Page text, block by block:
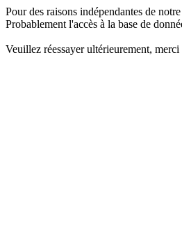
Pour des raisons indépendantes de
Probablement l'accès à la base de
Veuillez réessayer ultérieurement,